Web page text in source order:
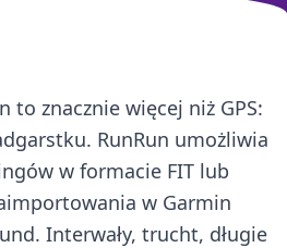
to znacznie więcej niż GPS:
RunRun umożliwia
w formacie FIT lub
w Garmin
Interwały, trucht, długie